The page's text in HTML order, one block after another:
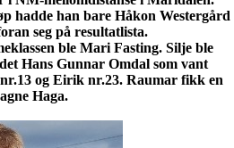
hadde han bare Håkon Westergård
seg på resultatlista.
ble Mari Fasting. Silje ble
Hans Gunnar Omdal som vant
og Eirik nr.23. Raumar fikk en
Haga.